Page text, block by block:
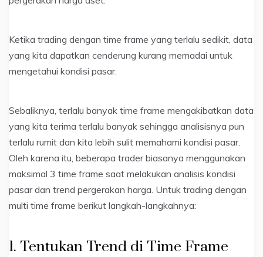
Ketika trading dengan time frame yang terlalu sedikit, data
yang kita dapatkan cenderung kurang memadai untuk
mengetahui kondisi pasar.
Sebaliknya, terlalu banyak time frame mengakibatkan data
yang kita terima terlalu banyak sehingga analisisnya pun
terlalu rumit dan kita lebih sulit memahami kondisi pasar.
Oleh karena itu, beberapa trader biasanya menggunakan
maksimal 3 time frame saat melakukan analisis kondisi
pasar dan trend pergerakan harga. Untuk trading dengan
multi time frame berikut langkah-langkahnya:
1. Tentukan Trend di Time Frame